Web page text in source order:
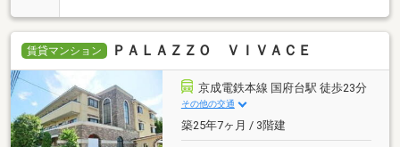
賃貸マンション ＰＡＬＡＺＺＯ ＶＩＶＡＣＥ
京成電鉄本線 国府台駅 徒歩23分
その他の交通
築25年7ヶ月 / 3階建